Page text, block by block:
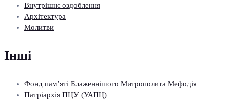
Внутрішнє оздоблення
Архітектура
Молитви
Інші
Фонд пам’яті Блаженнішого Митрополита Мефодія
Патріархія ПЦУ (УАПЦ)